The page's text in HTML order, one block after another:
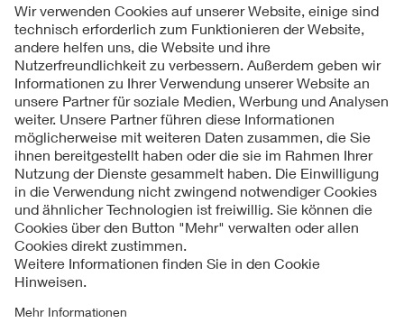
Folgen Sie uns
Kontakte
Service
Impressum
Datenschutzinformationen
Cookie Hinweise